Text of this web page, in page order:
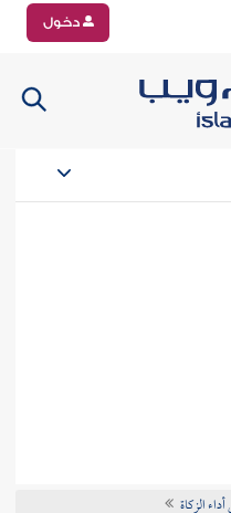
دخول
الزكاة